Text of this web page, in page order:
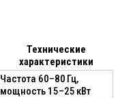
Технические
характеристики
Частота 60–80 Гц,
мощность 15–25 кВт